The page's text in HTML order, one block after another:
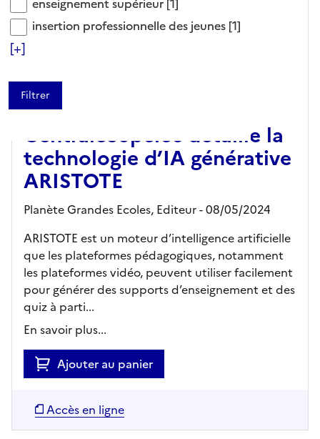
enseignement supérieur [1]
insertion professionnelle des jeunes
insertion professionnelle des jeunes [1]
[+]
ARTICLE
CentraleSupélec détaille la
technologie d’IA générative
ARISTOTE
Planète Grandes Ecoles, Editeur- 08/05/2024
ARISTOTE est un moteur d’intelligence artificielle
que les plateformes pédagogiques, notamment
les plateformes vidéo, peuvent utiliser facilement
pour générer des supports d’enseignement et des
quiz à parti...
En savoir plus...
Ajouter au panier
Accès en ligne